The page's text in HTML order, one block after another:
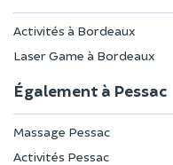
Activités à Bordeaux
Laser Game à Bordeaux
Également à Pessac
Massage Pessac
Activités Pessac